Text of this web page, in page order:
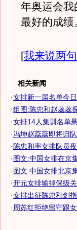
年奥运会
最好的成绩
[我来说两句
相关新闻
·女排新一届名单今
·组图:陈忠和赵蕊蕊
·女排14人集训名单
·冯坤赵蕊蕊即将归
· 陈忠和率女排队员
·图文:中国女排在京
·图文:中国女排北京
·开元女排输掉保级
·女排出征陈忠和剑
· 周苏红拒绝留守跟